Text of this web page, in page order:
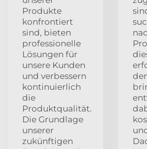
Produkte
konfrontiert
sind, bieten
professionelle
Lösungen für
unsere Kunden
und verbessern
kontinuierlich
die
Produktqualität.
Die Grundlage
unserer
zukünftigen